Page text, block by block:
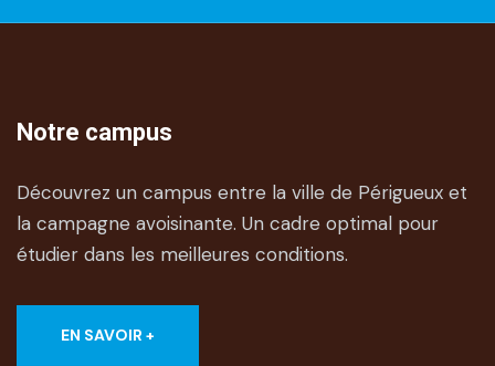
Notre campus
Découvrez un campus entre la ville de Périgueux et
la campagne avoisinante. Un cadre optimal pour
étudier dans les meilleures conditions.
EN SAVOIR +